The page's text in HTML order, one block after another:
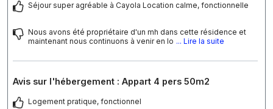
Séjour super agréable à Cayola Location calme, fonctionnelle
Nous avons été propriétaire d'un mh dans cette résidence et
maintenant nous continuons à venir en lo ... Lire la suite
Avis sur l'hébergement : Appart 4 pers 50m2
Logement pratique, fonctionnel